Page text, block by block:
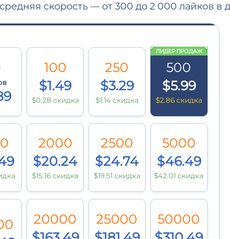
скорость — от 300 до 2 000 лайков в
100
$1.49
$0.28 скидка
250
$3.29
$1.14 скидка
ЛИДЕР ПРОДАЖ
500
$5.99
$2.86 скидка
2000
$20.24
$15.16 скидка
2500
$24.74
$19.51 скидка
5000
$46.49
$42.01 скидка
20000
25000
50000